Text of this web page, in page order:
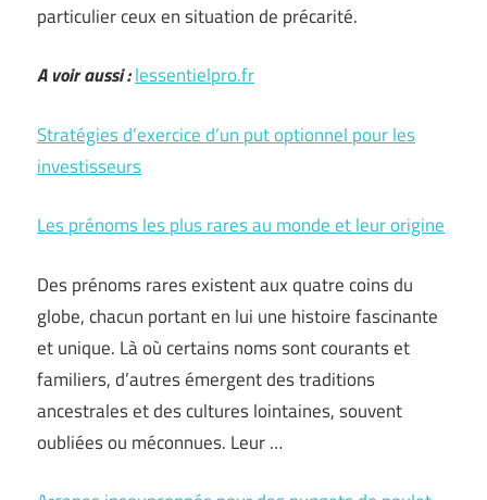
particulier ceux en situation de précarité.
A voir aussi :lessentielpro.fr
Stratégies d’exercice d’un put optionnel pour les
investisseurs
Les prénoms les plus rares au monde et leur origine
Des prénoms rares existent aux quatre coins du
globe, chacun portant en lui une histoire fascinante
et unique. Là où certains noms sont courants et
familiers, d’autres émergent des traditions
ancestrales et des cultures lointaines, souvent
oubliées ou méconnues. Leur …